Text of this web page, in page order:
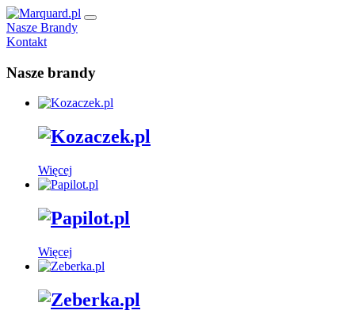
Nasze Brandy
Kontakt
Nasze brandy
Więcej
Więcej